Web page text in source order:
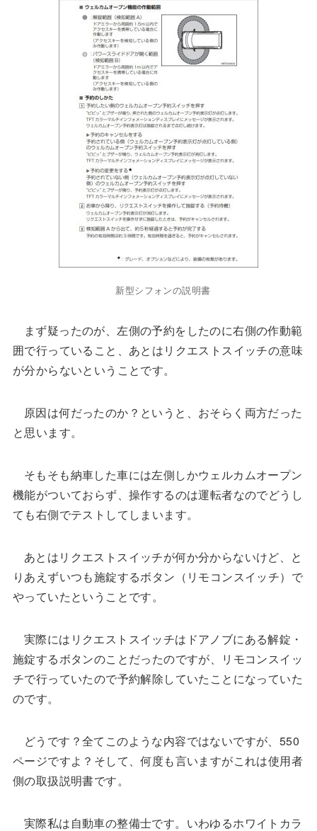
新型シフォンの説明書
まず疑ったのが、左側の予約をしたのに右側の作動範
囲で行っていること、あとはリクエストスイッチの意味
が分からないということです。
原因は何だったのか？というと、おそらく両方だった
と思います。
そもそも納車した車には左側しかウェルカムオープン
機能がついておらず、操作するのは運転者なのでどうし
ても右側でテストしてしまいます。
あとはリクエストスイッチが何か分からないけど、と
りあえずいつも施錠するボタン（リモコンスイッチ）で
やっていたということです。
実際にはリクエストスイッチはドアノブにある解錠・
施錠するボタンのことだったのですが、リモコンスイッ
チで行っていたので予約解除していたことになっていた
のです。
どうです？全てこのような内容ではないですが、550
ページですよ？そして、何度も言いますがこれは使用者
側の取扱説明書です。
実際私は自動車の整備士です。いわゆるホワイトカラ